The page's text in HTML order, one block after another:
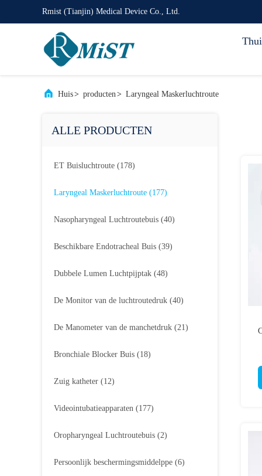
Rmist (Tianjin) Medical Device Co., Ltd.
Huis> producten> Laryngeal Maskerluchtroute
ALLE PRODUCTEN
ET Buisluchtroute (178)
Laryngeal Maskerluchtroute (177)
Nasopharyngeal Luchtroutebuis (40)
Beschikbare Endotracheal Buis (39)
Dubbele Lumen Luchtpijptak (48)
De Monitor van de luchtroutedruk (40)
De Manometer van de manchetdruk (21)
Bronchiale Blocker Buis (18)
Zuig katheter (12)
Videointubatieapparaten (177)
Oropharyngeal Luchtroutebuis (2)
Persoonlijk beschermingsmiddelppe (6)